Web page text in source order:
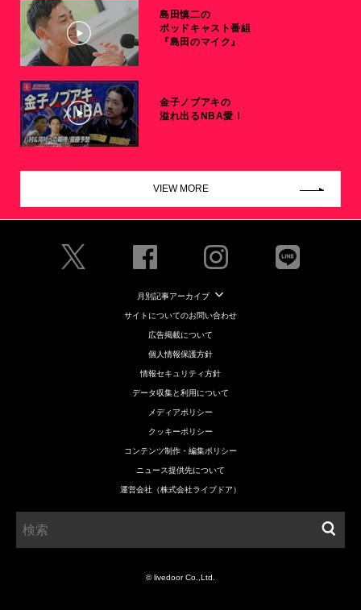
島田慎二の
ポッドキャスト番組
『島田のマイク』
金子ノブアキの
溢れ出るNBA愛！
VIEW MORE
月別記事アーカイブ
サイトについてのお問い合わせ
広告掲載について
個人情報保護方針
情報セキュリティ方針
データ収集と利用について
メディアポリシー
クッキーポリシー
コンテンツ制作・編集ポリシー
ニュース提供先について
運営会社（株式会社ライブドア）
© livedoor Co.,Ltd.